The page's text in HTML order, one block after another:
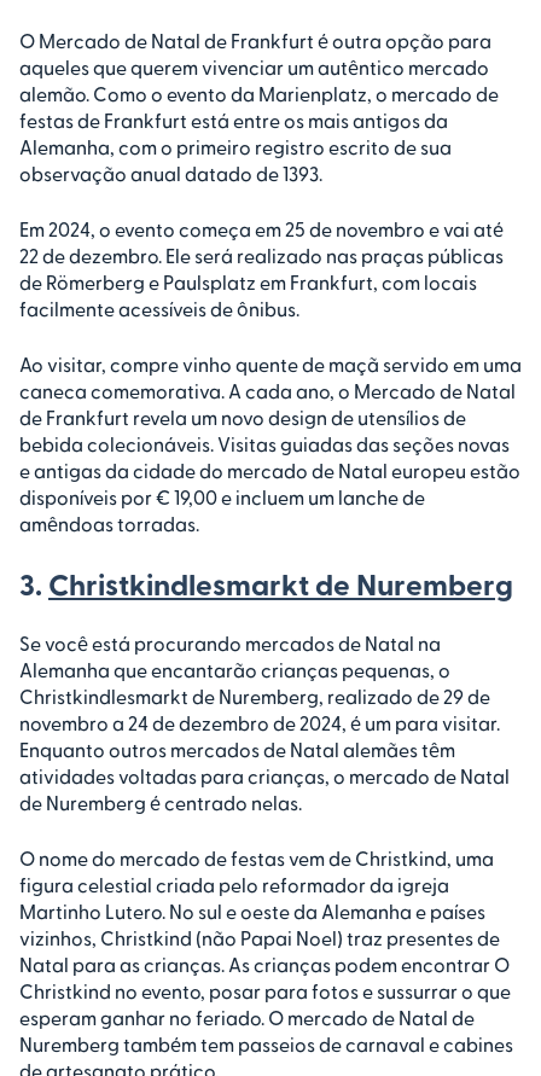
O Mercado de Natal de Frankfurt é outra opção para
aqueles que querem vivenciar um autêntico mercado
alemão. Como o evento da Marienplatz, o mercado de
festas de Frankfurt está entre os mais antigos da
Alemanha, com o primeiro registro escrito de sua
observação anual datado de 1393.
Em 2024, o evento começa em 25 de novembro e vai até
22 de dezembro. Ele será realizado nas praças públicas
de Römerberg e Paulsplatz em Frankfurt, com locais
facilmente acessíveis de ônibus.
Ao visitar, compre vinho quente de maçã servido em uma
caneca comemorativa. A cada ano, o Mercado de Natal
de Frankfurt revela um novo design de utensílios de
bebida colecionáveis. Visitas guiadas das seções novas
e antigas da cidade do mercado de Natal europeu estão
disponíveis por € 19,00 e incluem um lanche de
amêndoas torradas.
3. Christkindlesmarkt de Nuremberg
Se você está procurando mercados de Natal na
Alemanha que encantarão crianças pequenas, o
Christkindlesmarkt de Nuremberg, realizado de 29 de
novembro a 24 de dezembro de 2024, é um para visitar.
Enquanto outros mercados de Natal alemães têm
atividades voltadas para crianças, o mercado de Natal
de Nuremberg é centrado nelas.
O nome do mercado de festas vem de Christkind, uma
figura celestial criada pelo reformador da igreja
Martinho Lutero. No sul e oeste da Alemanha e países
vizinhos, Christkind (não Papai Noel) traz presentes de
Natal para as crianças. As crianças podem encontrar O
Christkind no evento, posar para fotos e sussurrar o que
esperam ganhar no feriado. O mercado de Natal de
Nuremberg também tem passeios de carnaval e cabines
de artesanato prático.